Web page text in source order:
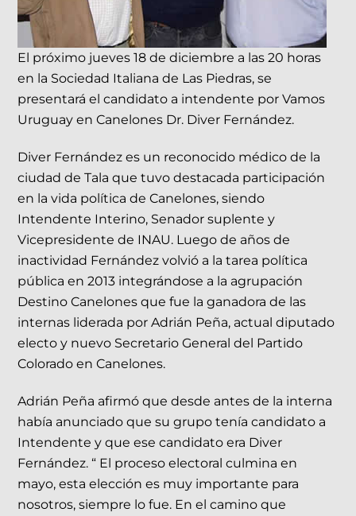
El próximo jueves 18 de diciembre a las 20 horas
en la Sociedad Italiana de Las Piedras, se
presentará el candidato a intendente por Vamos
Uruguay en Canelones Dr. Diver Fernández.
Diver Fernández es un reconocido médico de la
ciudad de Tala que tuvo destacada participación
en la vida política de Canelones, siendo
Intendente Interino, Senador suplente y
Vicepresidente de INAU. Luego de años de
inactividad Fernández volvió a la tarea política
pública en 2013 integrándose a la agrupación
Destino Canelones que fue la ganadora de las
internas liderada por Adrián Peña, actual diputado
electo y nuevo Secretario General del Partido
Colorado en Canelones.
Adrián Peña afirmó que desde antes de la interna
había anunciado que su grupo tenía candidato a
Intendente y que ese candidato era Diver
Fernández. “ El proceso electoral culmina en
mayo, esta elección es muy importante para
nosotros, siempre lo fue. En el camino que